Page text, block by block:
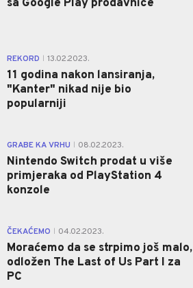
sa Google Play prodavnice
REKORD 13.02.2023.
11 godina nakon lansiranja,
"Kanter" nikad nije bio
popularniji
GRABE KA VRHU 08.02.2023.
Nintendo Switch prodat u više
primjeraka od PlayStation 4
konzole
ČEKAĆEMO 04.02.2023.
Moraćemo da se strpimo još malo,
odložen The Last of Us Part I za
PC